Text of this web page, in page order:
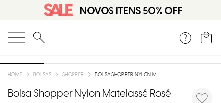
O que você está procurando?
BOLSAS SHOPPER BOLSA SHOPPER NYLON MATELASSÊ ROSÊ ALÇA DE OMBRO
Bolsa Shopper Nylon Matelassê Rosê